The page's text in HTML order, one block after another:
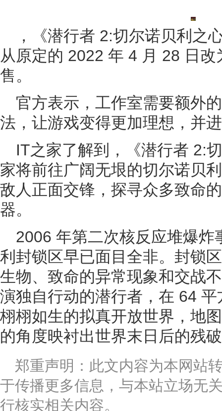
，《潜行者 2:切尔诺贝利之
从原定的 2022 年 4 月 28 日
售。
官方表示，工作室需要额外
法，让游戏变得更加理想，并
IT之家了解到，《潜行者 2:
家将前往广阔无垠的切尔诺贝
敌人正面交锋，探寻众多致命
器。
2006 年第二次核反应堆爆炸
利封锁区早已面目全非。封锁
生物、致命的异常现象和交战
演独自行动的潜行者，在 64
栩栩如生的拟真开放世界，地
的角度映衬出世界末日后的残
郑重声明：此文内容为本网站
于传播更多信息，与本站立场无
行核实相关内容。